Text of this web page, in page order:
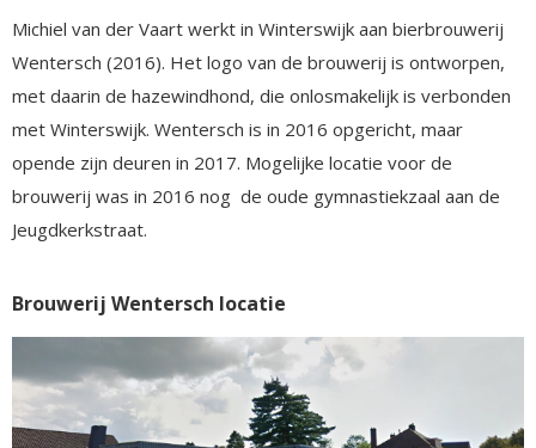
Michiel van der Vaart werkt in Winterswijk aan bierbrouwerij
Wentersch (2016). Het logo van de brouwerij is ontworpen,
met daarin de hazewindhond, die onlosmakelijk is verbonden
met Winterswijk. Wentersch is in 2016 opgericht, maar
opende zijn deuren in 2017. Mogelijke locatie voor de
brouwerij was in 2016 nog de oude gymnastiekzaal aan de
Jeugdkerkstraat.
Brouwerij Wentersch locatie